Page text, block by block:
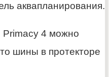
аквапланирования.
Primacy 4 можно
шины в протекторе